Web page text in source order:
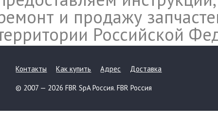
и продажу
Российской
Контакты Как купить Адрес Доставка
© 2007 — 2026 FBR SpA Россия. FBR Россия